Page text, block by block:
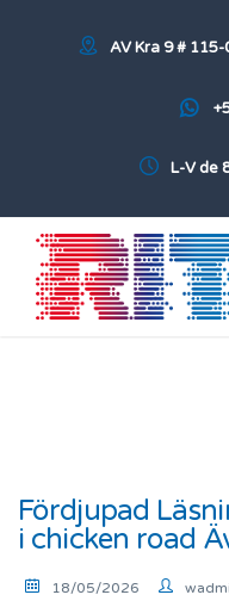
AV Kra 9 #
L-V de
Fördjupad
i chicken road
18/05/2026